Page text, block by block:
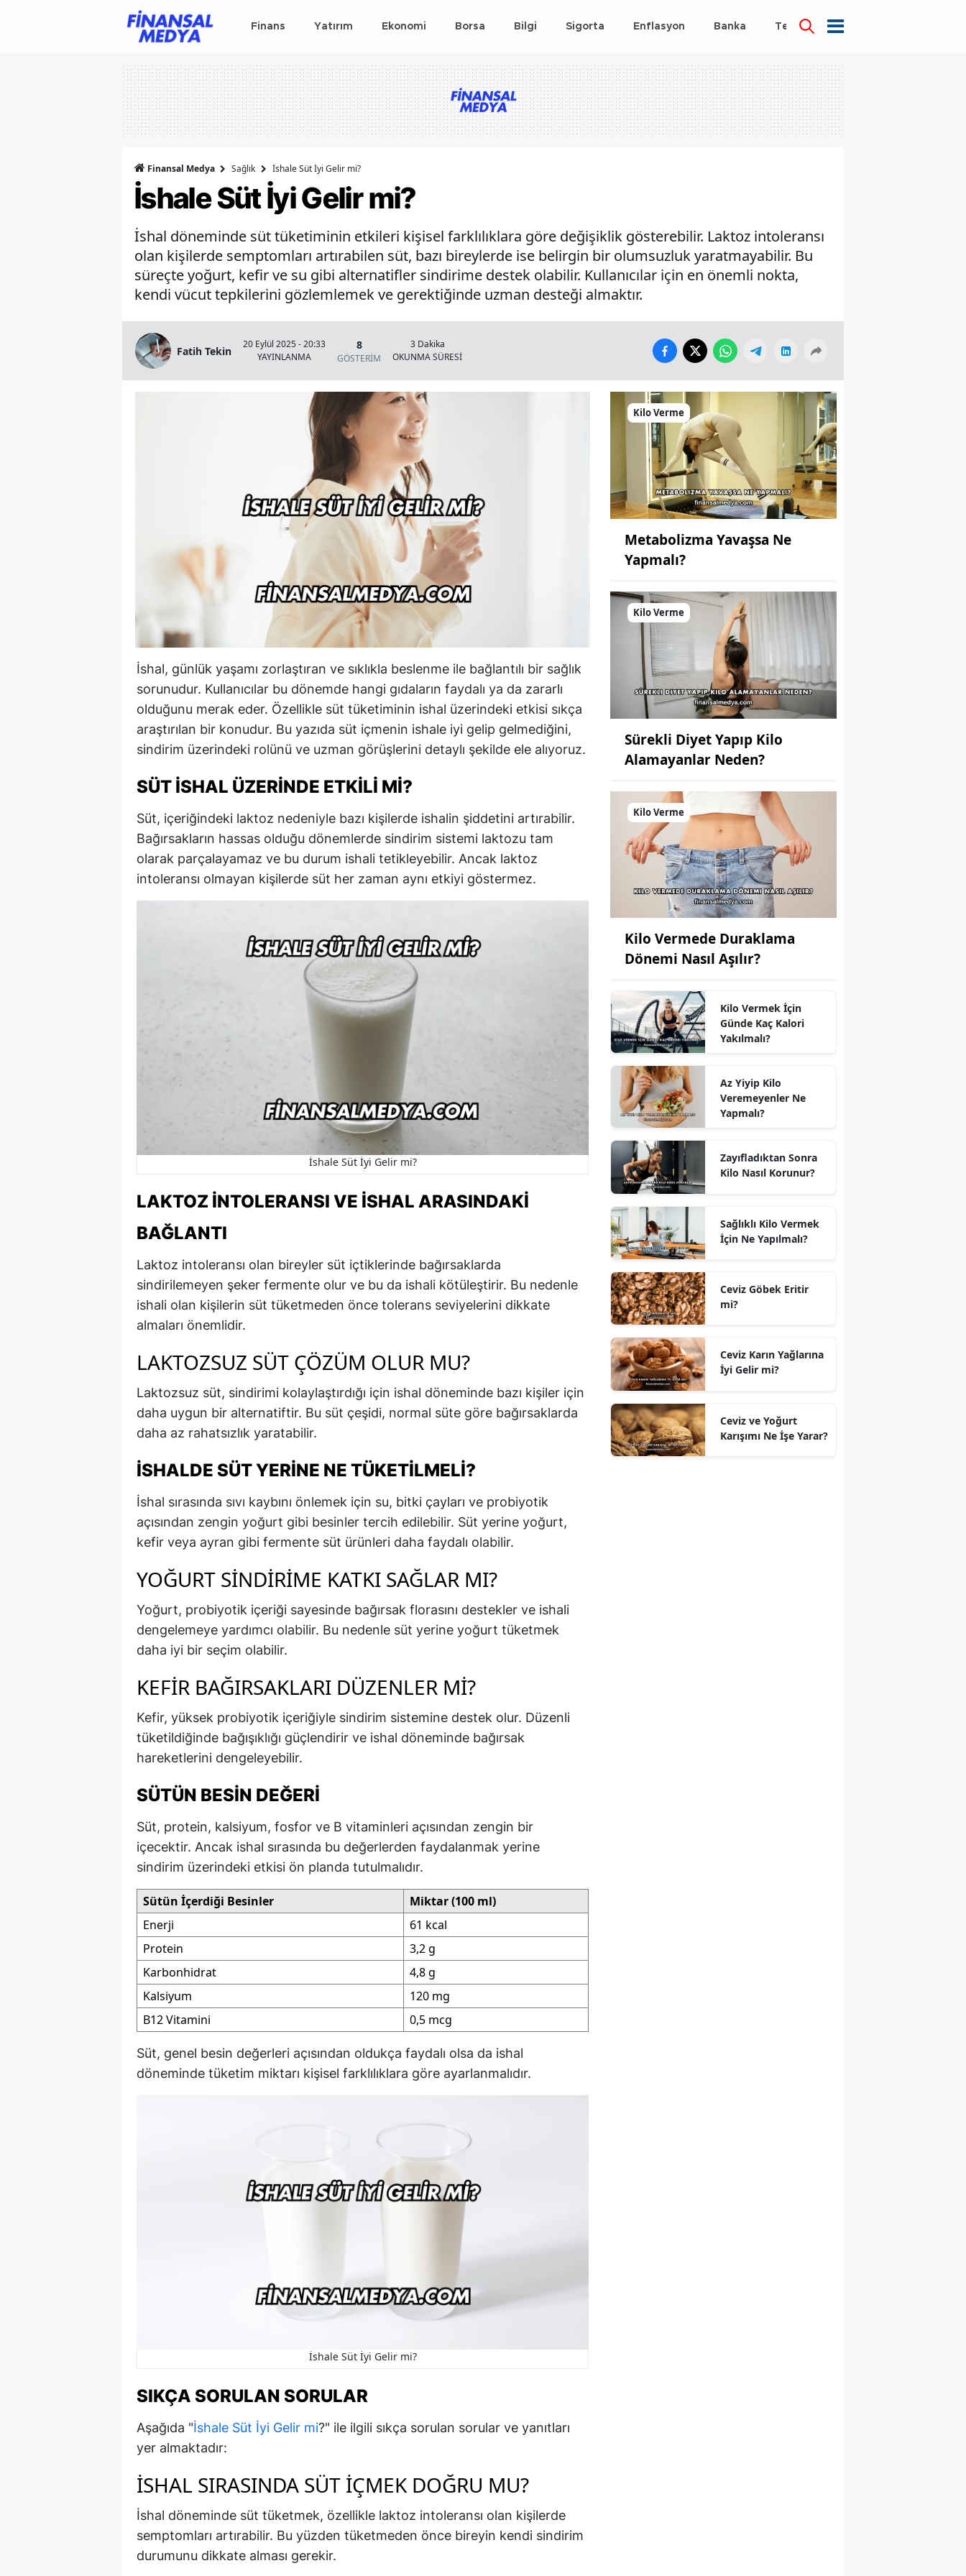
Finans Yatırım Ekonomi Borsa Bilgi Sigorta Enflasyon Banka Teknoloji
Finansal Medya Sağlık İshale Süt İyi Gelir mi?
İshale Süt İyi Gelir mi?
İshal döneminde süt tüketiminin etkileri kişisel farklılıklara göre değişiklik gösterebilir. Laktoz intoleransı
olan kişilerde semptomları artırabilen süt, bazı bireylerde ise belirgin bir olumsuzluk yaratmayabilir. Bu
süreçte yoğurt, kefir ve su gibi alternatifler sindirime destek olabilir. Kullanıcılar için en önemli nokta,
kendi vücut tepkilerini gözlemlemek ve gerektiğinde uzman desteği almaktır.
Fatih Tekin
20 Eylül 2025 - 20:33
YAYINLANMA
8
GÖSTERİM
3 Dakika
OKUNMA SÜRESİ
İshal, günlük yaşamı zorlaştıran ve sıklıkla beslenme ile bağlantılı bir sağlık
sorunudur. Kullanıcılar bu dönemde hangi gıdaların faydalı ya da zararlı
olduğunu merak eder. Özellikle süt tüketiminin ishal üzerindeki etkisi sıkça
araştırılan bir konudur. Bu yazıda süt içmenin ishale iyi gelip gelmediğini,
sindirim üzerindeki rolünü ve uzman görüşlerini detaylı şekilde ele alıyoruz.
SÜT İSHAL ÜZERINDE ETKILI MI?
Süt, içeriğindeki laktoz nedeniyle bazı kişilerde ishalin şiddetini artırabilir.
Bağırsakların hassas olduğu dönemlerde sindirim sistemi laktozu tam
olarak parçalayamaz ve bu durum ishali tetikleyebilir. Ancak laktoz
intoleransı olmayan kişilerde süt her zaman aynı etkiyi göstermez.
İshale Süt İyi Gelir mi?
LAKTOZ İNTOLERANSI VE İSHAL ARASINDAKI
BAĞLANTI
Laktoz intoleransı olan bireyler süt içtiklerinde bağırsaklarda
sindirilemeyen şeker fermente olur ve bu da ishali kötüleştirir. Bu nedenle
ishali olan kişilerin süt tüketmeden önce tolerans seviyelerini dikkate
almaları önemlidir.
LAKTOZSUZ SÜT ÇÖZÜM OLUR MU?
Laktozsuz süt, sindirimi kolaylaştırdığı için ishal döneminde bazı kişiler için
daha uygun bir alternatiftir. Bu süt çeşidi, normal süte göre bağırsaklarda
daha az rahatsızlık yaratabilir.
İSHALDE SÜT YERINE NE TÜKETILMELI?
İshal sırasında sıvı kaybını önlemek için su, bitki çayları ve probiyotik
açısından zengin yoğurt gibi besinler tercih edilebilir. Süt yerine yoğurt,
kefir veya ayran gibi fermente süt ürünleri daha faydalı olabilir.
YOĞURT SINDIRIME KATKI SAĞLAR MI?
Yoğurt, probiyotik içeriği sayesinde bağırsak florasını destekler ve ishali
dengelemeye yardımcı olabilir. Bu nedenle süt yerine yoğurt tüketmek
daha iyi bir seçim olabilir.
KEFIR BAĞIRSAKLARI DÜZENLER MI?
Kefir, yüksek probiyotik içeriğiyle sindirim sistemine destek olur. Düzenli
tüketildiğinde bağışıklığı güçlendirir ve ishal döneminde bağırsak
hareketlerini dengeleyebilir.
SÜTÜN BESIN DEĞERI
Süt, protein, kalsiyum, fosfor ve B vitaminleri açısından zengin bir
içecektir. Ancak ishal sırasında bu değerlerden faydalanmak yerine
sindirim üzerindeki etkisi ön planda tutulmalıdır.
Sütün İçerdiği Besinler
Miktar (100 ml)
Enerji
61 kcal
Protein
3,2 g
Karbonhidrat
4,8 g
Kalsiyum
120 mg
B12 Vitamini
0,5 mcg
Süt, genel besin değerleri açısından oldukça faydalı olsa da ishal
döneminde tüketim miktarı kişisel farklılıklara göre ayarlanmalıdır.
İshale Süt İyi Gelir mi?
SIKÇA SORULAN SORULAR
Aşağıda "İshale Süt İyi Gelir mi?" ile ilgili sıkça sorulan sorular ve yanıtları
yer almaktadır:
İSHAL SIRASINDA SÜT IÇMEK DOĞRU MU?
İshal döneminde süt tüketmek, özellikle laktoz intoleransı olan kişilerde
semptomları artırabilir. Bu yüzden tüketmeden önce bireyin kendi sindirim
durumunu dikkate alması gerekir.
Kilo Verme
Metabolizma Yavaşsa Ne
Yapmalı?
Kilo Verme
Sürekli Diyet Yapıp Kilo
Alamayanlar Neden?
Kilo Verme
Kilo Vermede Duraklama
Dönemi Nasıl Aşılır?
Kilo Vermek İçin
Günde Kaç Kalori
Yakılmalı?
Az Yiyip Kilo
Veremeyenler Ne
Yapmalı?
Zayıfladıktan Sonra
Kilo Nasıl Korunur?
Sağlıklı Kilo Vermek
İçin Ne Yapılmalı?
Ceviz Göbek Eritir
mi?
Ceviz Karın Yağlarına
İyi Gelir mi?
Ceviz ve Yoğurt
Karışımı Ne İşe Yarar?